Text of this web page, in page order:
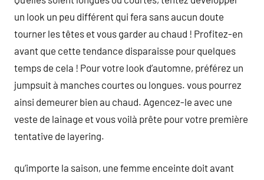
un look un peu différent qui fera sans aucun doute
tourner les têtes et vous garder au chaud ! Profitez-en
avant que cette tendance disparaisse pour quelques
temps de cela ! Pour votre look d’automne, préférez un
jumpsuit à manches courtes ou longues. vous pourrez
ainsi demeurer bien au chaud. Agencez-le avec une
veste de lainage et vous voilà prête pour votre première
tentative de layering.
qu’importe la saison, une femme enceinte doit avant